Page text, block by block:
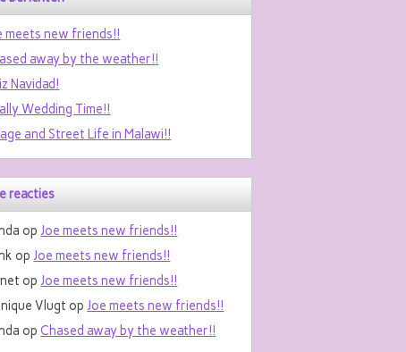
meets new friends!!
away by the weather!!
Navidad!
Wedding Time!!
and Street Life in Malawi!!
reacties
opJoe meets new friends!!
opJoe meets new friends!!
opJoe meets new friends!!
Vlugt opJoe meets new friends!!
opChased away by the weather!!